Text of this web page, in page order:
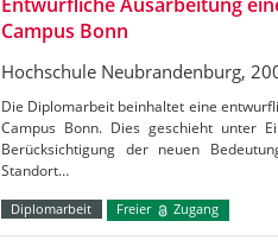
Campus Bonn
Hochschule Neubrandenburg,
Die Diplomarbeit beinhaltet eine
Campus Bonn. Dies geschieht unter
Berücksichtigung der neuen
Standort…
Diplomarbeit Freier Zugang